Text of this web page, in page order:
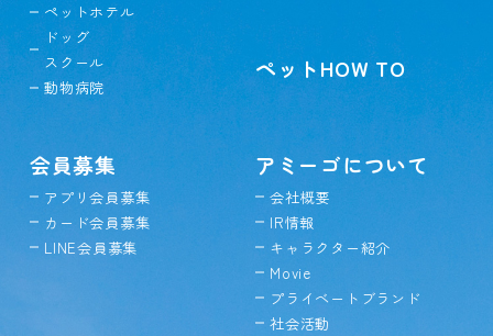
ペットホテル
ドッグ
スクール
動物病院
ペットHOW TO
会員募集
アプリ会員募集
カード会員募集
LINE会員募集
アミーゴについて
会社概要
IR情報
キャラクター紹介
Movie
プライベートブランド
社会活動